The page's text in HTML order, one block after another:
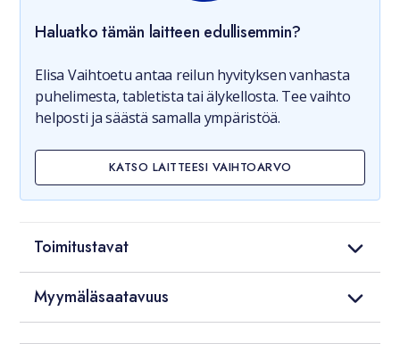
Haluatko tämän laitteen edullisemmin?
Elisa Vaihtoetu antaa reilun hyvityksen vanhasta
puhelimesta, tabletista tai älykellosta. Tee vaihto
helposti ja säästä samalla ympäristöä.
KATSO LAITTEESI VAIHTOARVO
Toimitustavat
Myymäläsaatavuus